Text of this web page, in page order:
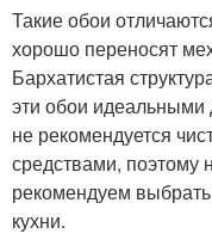
Такие обои
хорошо переносят
Бархатистая
эти обои идеальными
не рекомендуется
средствами, поэтому
рекомендуем выбрать
кухни.